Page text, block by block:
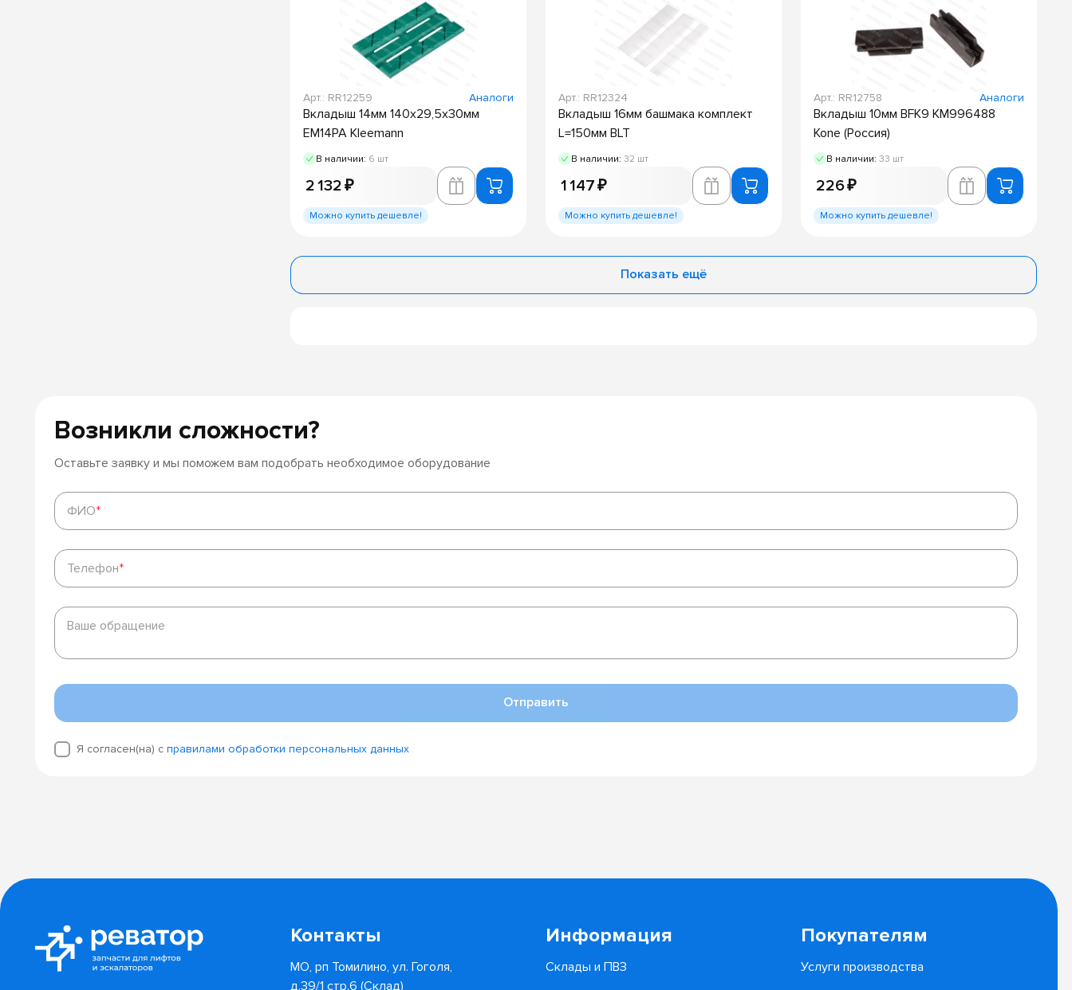
Арт.: RR12259 Аналоги
Вкладыш 14мм 140x29,5x30мм
EM14PA Kleemann
В наличии: 6 шт
2 132 ₽
Можно купить дешевле!
Арт.: RR12324
Вкладыш 16мм башмака комплект
L=150мм BLT
В наличии: 32 шт
1 147 ₽
Можно купить дешевле!
Арт.: RR12758 Аналоги
Вкладыш 10мм BFK9 KM996488
Kone (Россия)
В наличии: 33 шт
226 ₽
Можно купить дешевле!
Показать ещё
Возникли сложности?
Оставьте заявку и мы поможем вам подобрать необходимое оборудование
ФИО*
ФИО*
Телефон*
Телефон*
Ваше
обращение
Ваше обращение
Отправить
Я согласен(на) с правилами обработки персональных данных
Контакты
МО, рп Томилино, ул. Гоголя,
д.39/1 стр.6 (Склад)
Информация
Склады и ПВЗ
Покупателям
Услуги производства